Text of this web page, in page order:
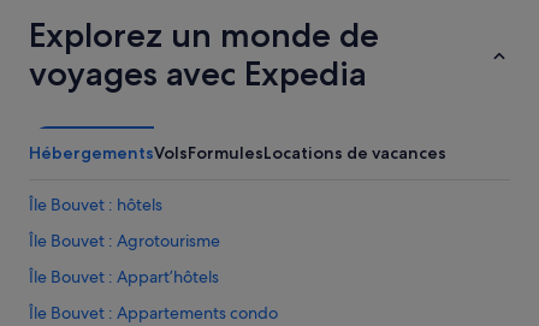
Explorez un monde de
voyages avec Expedia
HébergementsVolsFormulesLocations de vacances
Île Bouvet : hôtels
Île Bouvet : Agrotourisme
Île Bouvet : Appart’hôtels
Île Bouvet : Appartements condo